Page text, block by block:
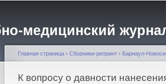
медицинский
Вы здесь
Главная страница › Сборники-репринт › Барнаул-
К вопросу о давности